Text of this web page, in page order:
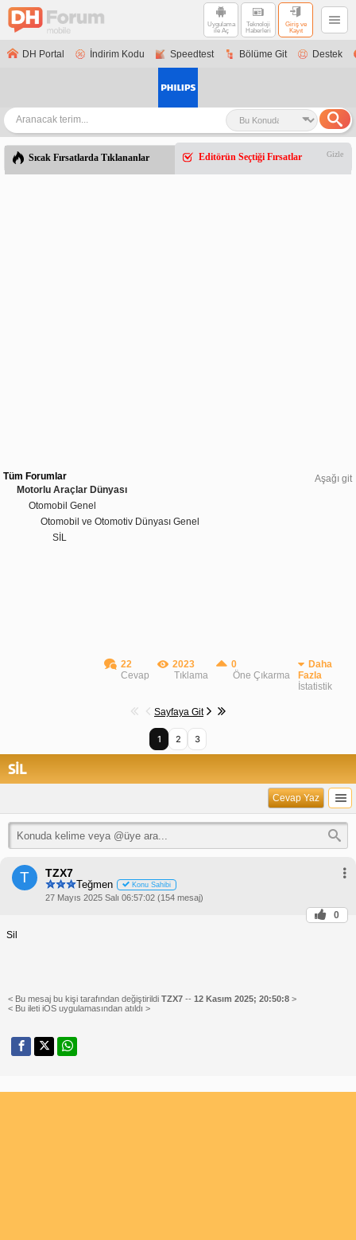
Uygulama
ile Aç
Teknoloji
Haberleri
Giriş ve
Kayıt
DH Portal İndirim Kodu Speedtest Bölüme Git Destek
Sıcak Fırsatlarda Tıklananlar Editörün Seçtiği Fırsatlar Gizle
Aşağı git
Tüm Forumlar
Motorlu Araçlar Dünyası
Otomobil Genel
Otomobil ve Otomotiv Dünyası Genel
SİL
22
Cevap
2023
Tıklama
0
Öne Çıkarma
Daha
Fazla
İstatistik
Sayfaya Git
1 2 3
SİL
Cevap Yaz
T TZX7
Teğmen Konu Sahibi
27 Mayıs 2025 Salı 06:57:02 (154 mesaj)
0
Sil
< Bu mesaj bu kişi tarafından değiştirildi TZX7 -- 12 Kasım 2025; 20:50:8 >
< Bu ileti iOS uygulamasından atıldı >